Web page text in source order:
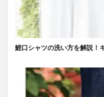
鯉口シャツの洗い方を解説！